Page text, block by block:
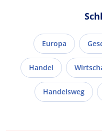
Europa
Handel
Handelsweg